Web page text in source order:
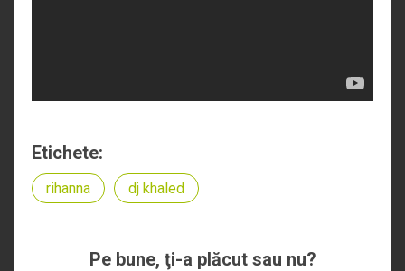
Etichete:
rihanna dj khaled
Pe bune, ţi-a plăcut sau nu?